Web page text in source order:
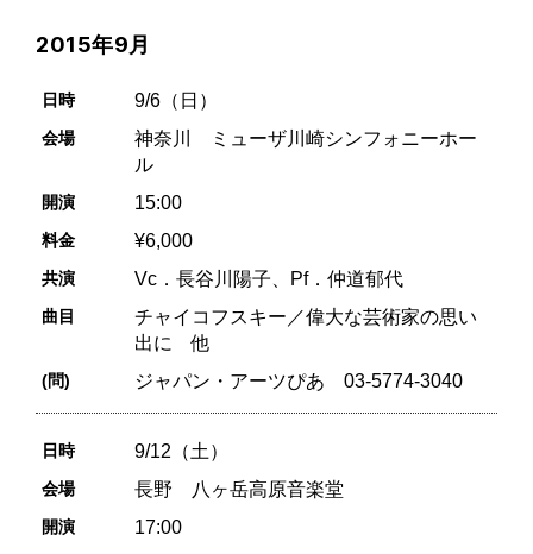
2015年9月
日時 9/6（日）
会場
神奈川 ミューザ川崎シンフォニーホー
ル
開演 15:00
料金 ¥6,000
共演 Vc．長谷川陽子、Pf．仲道郁代
曲目
チャイコフスキー／偉大な芸術家の思い
出に 他
(問) ジャパン・アーツぴあ 03-5774-3040
日時 9/12（土）
会場 長野 八ヶ岳高原音楽堂
開演 17:00